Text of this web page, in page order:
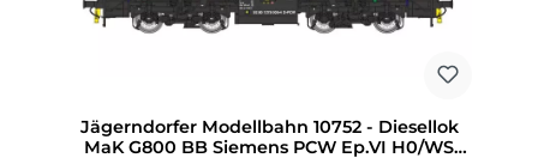
Jägerndorfer Modellbahn 10752 - Diesellok
MaK G800 BB Siemens PCW Ep.VI H0/WS